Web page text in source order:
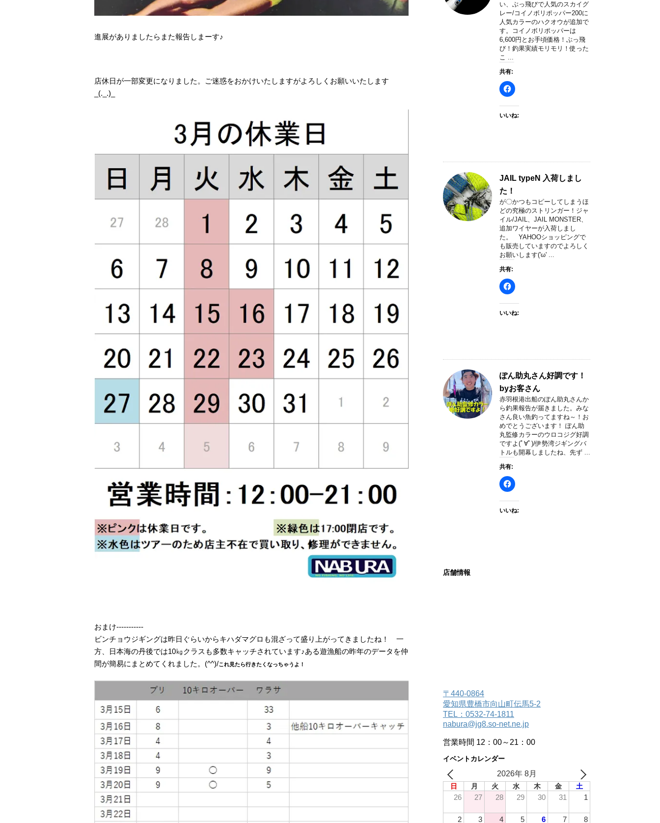
進展がありましたらまた報告しまーす♪
店休日が一部変更になりました。ご迷惑をおかけいたしますがよろしくお願いいたします
_(._.)_
おまけ-----------
ビンチョウジギングは昨日ぐらいからキハダマグロも混ざって盛り上がってきましたね！ 一
方、日本海の丹後では10㎏クラスも多数キャッチされています♪ある遊漁船の昨年のデータを仲
間が簡易にまとめてくれました。(^^)/これ見たら行きたくなっちゃうよ！
い、ぶっ飛びで人気のスカイグ
レー/コイノボリポッパー200に
人気カラーのハクオウが追加で
す。コイノボリポッパーは
6,600円とお手頃価格！ぶっ飛
び！釣果実績モリモリ！使った
こ ...
共有:
いいね:
JAIL typeN 入荷しまし
た！
が〇かつもコピーしてしまうほ
どの究極のストリンガー！ジャ
イル/JAIL、JAIL MONSTER、
追加ワイヤーが入荷しまし
た。 YAHOOショッピングで
も販売していますのでよろしく
お願いします('ω' ...
共有:
いいね:
ぽん助丸さん好調です！
byお客さん
赤羽根港出船のぽん助丸さんか
ら釣果報告が届きました。みな
さん良い魚釣ってますね～！お
めでとうございます！ ぽん助
丸監修カラーのウロコジグ好調
ですよ(ﾟ∀ﾟ)/伊勢湾ジギングバ
トルも開幕しましたね、先ず ...
共有:
いいね:
店舗情報
〒440-0864
愛知県豊橋市向山町伝馬5-2
TEL：0532-74-1811
nabura@jg8.so-net.ne.jp
営業時間 12：00～21：00
イベントカレンダー
2026年 8月
日 月 火 水 木 金 土
26 27 28 29 30 31 1
2 3 4 5 6 7 8